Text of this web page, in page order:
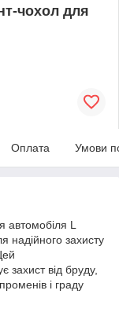
чохол для
Оплата Умови
автомобіля L
надійного захисту
захист від бруду,
і граду